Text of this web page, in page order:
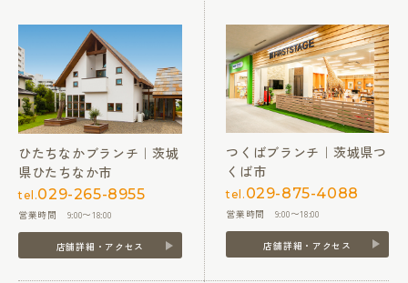
ひたちなかブランチ｜茨城
県ひたちなか市
tel.029-265-8955
営業時間 9:00〜18:00
店舗詳細・アクセス
つくばブランチ｜茨城県つ
くば市
tel. 029-875-4088
営業時間 9:00〜18:00
店舗詳細・アクセス